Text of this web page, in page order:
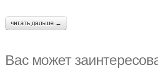
читать дальше →
Вас может